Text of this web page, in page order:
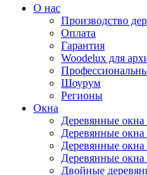
О нас
Производство
Оплата
Гарантия
Woodelux для
Шоурум
Регионы
Окна
Деревянные окна
Деревянные окна
Деревянные окна
Деревянные окна
Двойные